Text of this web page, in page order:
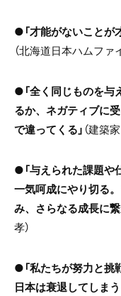
●「才能がないこと
（北海道日本ハムファ
●「全く同じものを
るか、ネガティブに
で違ってくる」 （建築
●「与えられた課題
一気呵成にやり切る
み、さらなる成長に繋
孝）
●「私たちが努力と
日本は衰退してしま